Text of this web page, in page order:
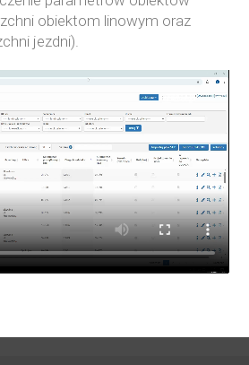
obiektom linowym oraz
jezdni).